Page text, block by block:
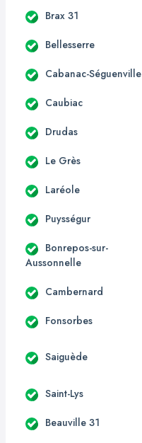
Brax 31
Bellesserre
Cabanac-Séguenville
Caubiac
Drudas
Le Grès
Laréole
Puysségur
Bonrepos-sur-
Aussonnelle
Cambernard
Fonsorbes
Saiguède
Saint-Lys
Beauville 31